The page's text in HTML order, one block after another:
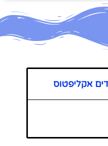
אקליפטוס